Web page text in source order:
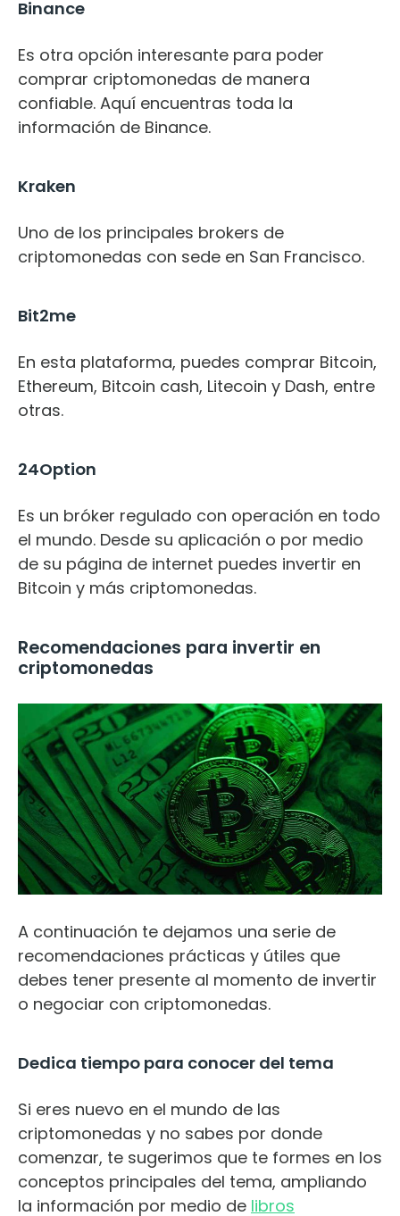
Binance
Es otra opción interesante para poder
comprar criptomonedas de manera
confiable. Aquí encuentras toda la
información de Binance.
Kraken
Uno de los principales brokers de
criptomonedas con sede en San Francisco.
Bit2me
En esta plataforma, puedes comprar Bitcoin,
Ethereum, Bitcoin cash, Litecoin y Dash, entre
otras.
24Option
Es un bróker regulado con operación en todo
el mundo. Desde su aplicación o por medio
de su página de internet puedes invertir en
Bitcoin y más criptomonedas.
Recomendaciones para invertir en
criptomonedas
A continuación te dejamos una serie de
recomendaciones prácticas y útiles que
debes tener presente al momento de invertir
o negociar con criptomonedas.
Dedica tiempo para conocer del tema
Si eres nuevo en el mundo de las
criptomonedas y no sabes por donde
comenzar, te sugerimos que te formes en los
conceptos principales del tema, ampliando
la información por medio de libros